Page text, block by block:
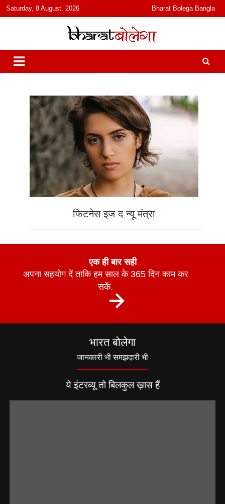
content
Saturday, 8 August, 2026 Bharat Bolega Bangla
भारत बोलेगा
हिंदी में समाचार, विचार, ऑडियो, वीडियो और फ़ीचर. भारत बोलेगा हिंदी न्यूज़ वेबसाइट
India: News, Views, Info, Trends & Podcast I जानकारी भी समझदारी भी
और पॉडकास्ट
फिटनेस इज द न्यू मंत्रा
एक ही बार सही
अपना सहयोग दें ताकि हम साल के 365 दिन काम कर
सकें.
भारत बोलेगा
जानकारी भी समझदारी भी
ये इंटरव्यू तो बिलकुल ख़ास हैं